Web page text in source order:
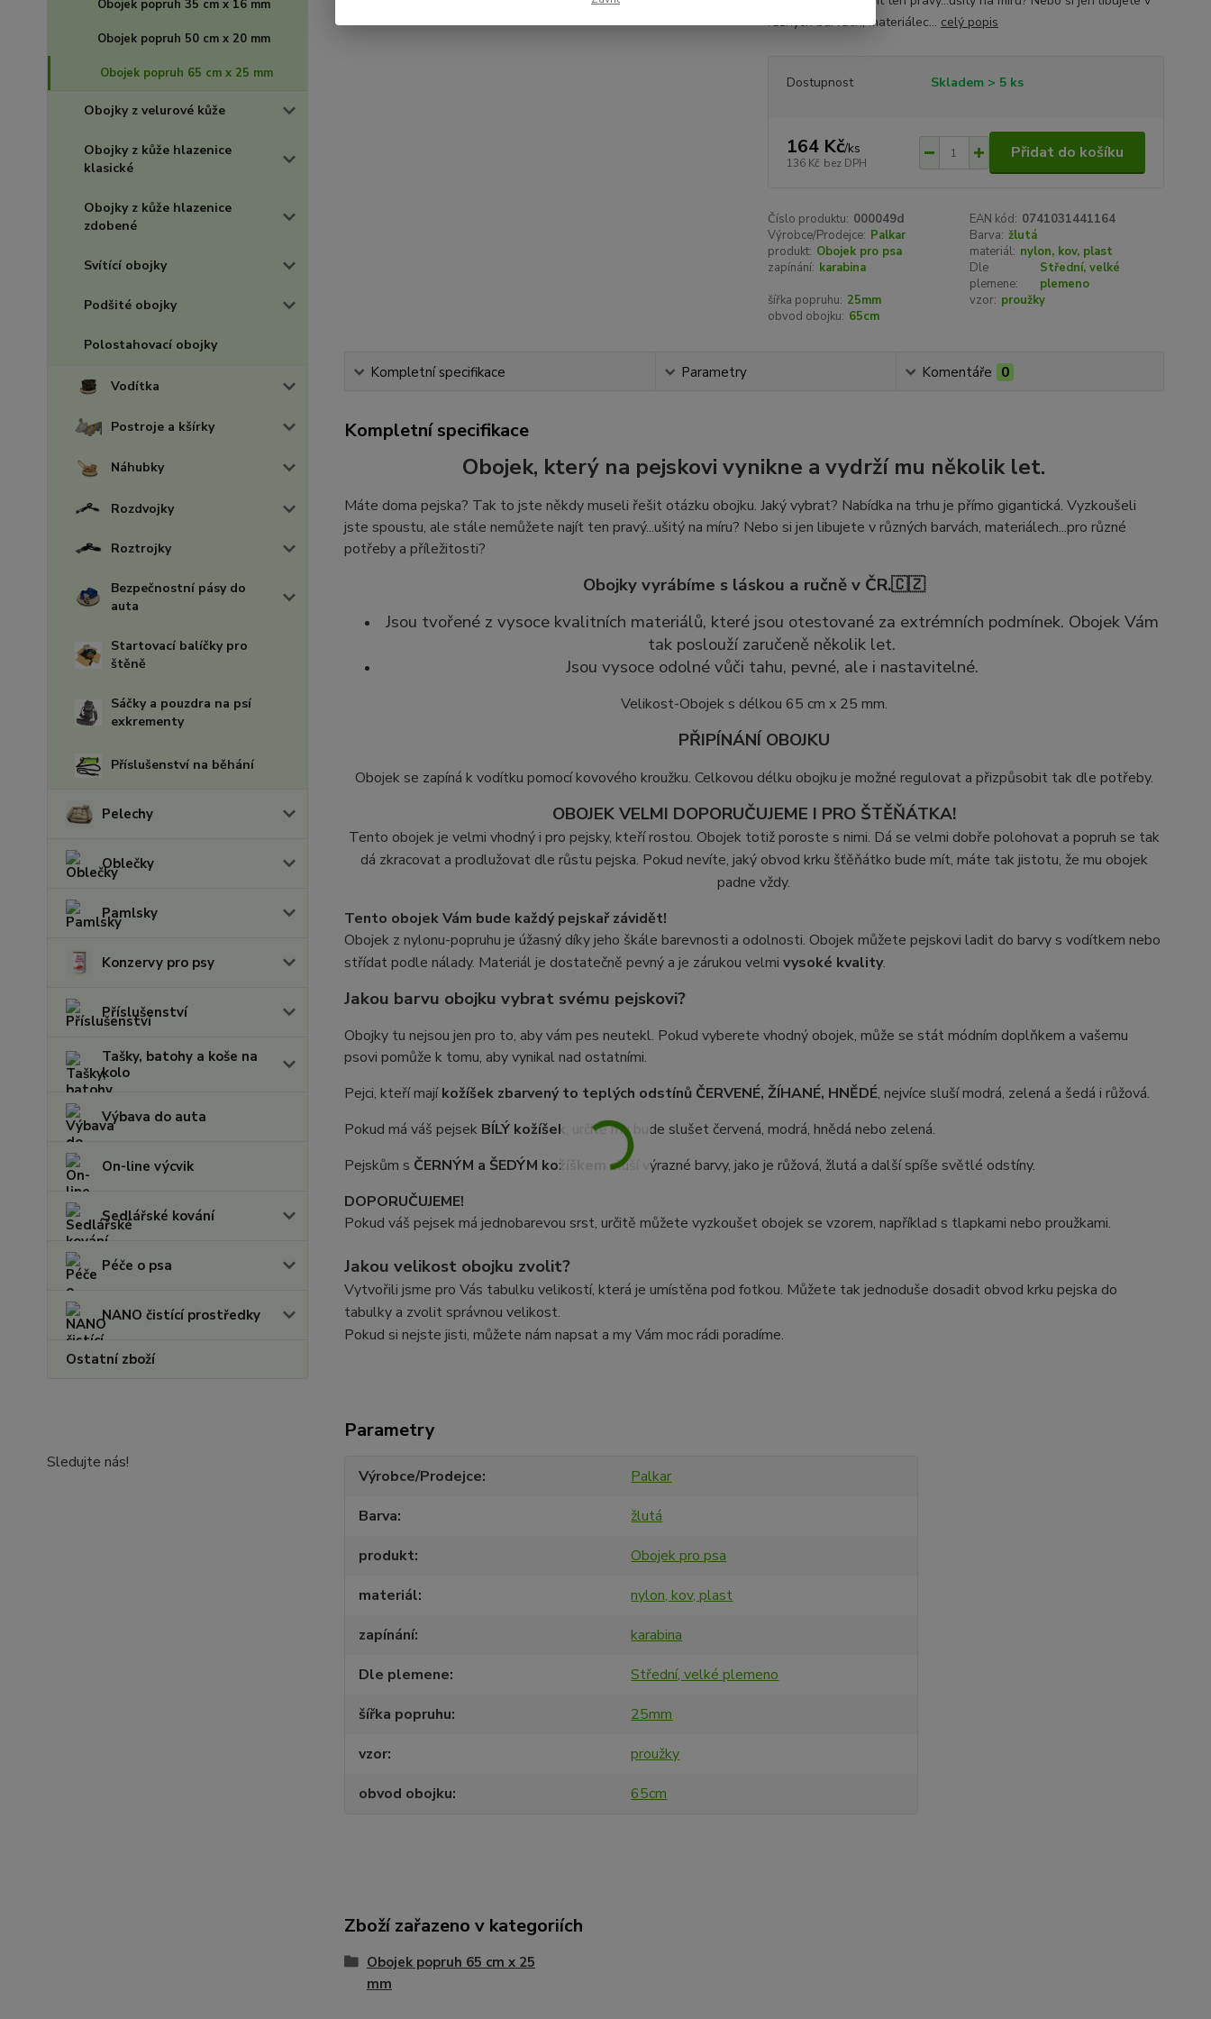
Obojek popruh 35 cm x 16 mm
Obojek popruh 50 cm x 20 mm
Obojek popruh 65 cm x 25 mm
Obojky z velurové kůže
Obojky z kůže hlazenice
klasické
Obojky z kůže hlazenice
zdobené
Svítící obojky
Podšité obojky
Polostahovací obojky
Vodítka
Postroje a kšírky
Náhubky
Rozdvojky
Roztrojky
Bezpečnostní pásy do
auta
Startovací balíčky pro
štěně
Sáčky a pouzdra na psí
exkrementy
Příslušenství na běhání
Pelechy
Oblečky
Pamlsky
Konzervy pro psy
Příslušenství
Tašky, batohy a koše na
kolo
Výbava do auta
On-line výcvik
Sedlářské kování
Péče o psa
NANO čistící prostředky
Ostatní zboží
Sledujte nás!
různých barvách, materiálec... celý popis
Dostupnost Skladem > 5 ks
164 Kč/ks
136 Kč bez DPH
Přidat do košíku
Číslo produktu: 000049d EAN kód: 0741031441164
Výrobce/Prodejce: Palkar Barva: žlutá
produkt: Obojek pro psa materiál: nylon, kov, plast
zapínání: karabina
Dle
plemene:
Střední, velké
plemeno
šířka popruhu: 25mm vzor: proužky
obvod obojku: 65cm
Kompletní specifikace Parametry Komentáře 0
Kompletní specifikace
Obojek, který na pejskovi vynikne a vydrží mu několik let.
Máte doma pejska? Tak to jste někdy museli řešit otázku obojku. Jaký vybrat? Nabídka na trhu je přímo gigantická. Vyzkoušeli
jste spoustu, ale stále nemůžete najít ten pravý...ušitý na míru? Nebo si jen libujete v různých barvách, materiálech...pro různé
potřeby a příležitosti?
Obojky vyrábíme s láskou a ručně v ČR.🇨🇿
Jsou tvořené z vysoce kvalitních materiálů, které jsou otestované za extrémních podmínek. Obojek Vám
tak poslouží zaručeně několik let.
Jsou vysoce odolné vůči tahu, pevné, ale i nastavitelné.
Velikost-Obojek s délkou 65 cm x 25 mm.
PŘIPÍNÁNÍ OBOJKU
Obojek se zapíná k vodítku pomocí kovového kroužku. Celkovou délku obojku je možné regulovat a přizpůsobit tak dle potřeby.
OBOJEK VELMI DOPORUČUJEME I PRO ŠTĚŇÁTKA!
Tento obojek je velmi vhodný i pro pejsky, kteří rostou. Obojek totiž poroste s nimi. Dá se velmi dobře polohovat a popruh se tak
dá zkracovat a prodlužovat dle růstu pejska. Pokud nevíte, jaký obvod krku šťěňátko bude mít, máte tak jistotu, že mu obojek
padne vždy.
Tento obojek Vám bude každý pejskař závidět!
Obojek z nylonu-popruhu je úžasný díky jeho škále barevnosti a odolnosti. Obojek můžete pejskovi ladit do barvy s vodítkem nebo
střídat podle nálady. Materiál je dostatečně pevný a je zárukou velmi vysoké kvality.
Jakou barvu obojku vybrat svému pejskovi?
Obojky tu nejsou jen pro to, aby vám pes neutekl. Pokud vyberete vhodný obojek, může se stát módním doplňkem a vašemu
psovi pomůže k tomu, aby vynikal nad ostatními.
Pejci, kteří majíkožíšek zbarvený to teplých odstínů ČERVENÉ, ŽÍHANÉ, HNĚDÉ, nejvíce sluší modrá, zelená a šedá i růžová.
Pokud má váš pejsek BÍLÝ kožíšek
, určitě mu bude slušet červená, modrá, hnědá nebo zelená.
Pejskům s ČERNÝM a ŠEDÝM kožíškem
sluší výrazné barvy, jako je růžová, žlutá a další spíše světlé odstíny.
DOPORUČUJEME!
Pokud váš pejsek má jednobarevou srst, určitě můžete vyzkoušet obojek se vzorem, například s tlapkami nebo proužkami.
Jakou velikost obojku zvolit?
Vytvořili jsme pro Vás tabulku velikostí, která je umístěna pod fotkou. Můžete tak jednoduše dosadit obvod krku pejska do
tabulky a zvolit správnou velikost.
Pokud si nejste jisti, můžete nám napsat a my Vám moc rádi poradíme.
Parametry
Výrobce/Prodejce
Palkar
Barva
žlutá
produkt
Obojek pro psa
materiál
nylon, kov, plast
zapínání
karabina
Dle plemene
Střední, velké plemeno
šířka popruhu
25mm
vzor
proužky
obvod obojku
65cm
Zboží zařazeno v kategoriích
Obojek popruh 65 cm x 25
mm